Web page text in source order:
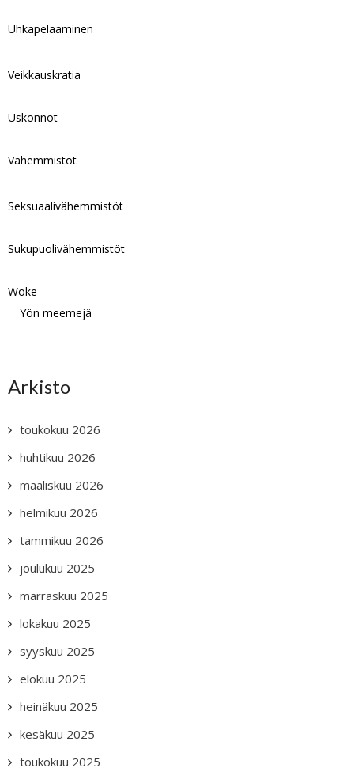
Uhkapelaaminen
Veikkauskratia
Uskonnot
Vähemmistöt
Seksuaalivähemmistöt
Sukupuolivähemmistöt
Woke
Yön meemejä
Arkisto
toukokuu 2026
huhtikuu 2026
maaliskuu 2026
helmikuu 2026
tammikuu 2026
joulukuu 2025
marraskuu 2025
lokakuu 2025
syyskuu 2025
elokuu 2025
heinäkuu 2025
kesäkuu 2025
toukokuu 2025